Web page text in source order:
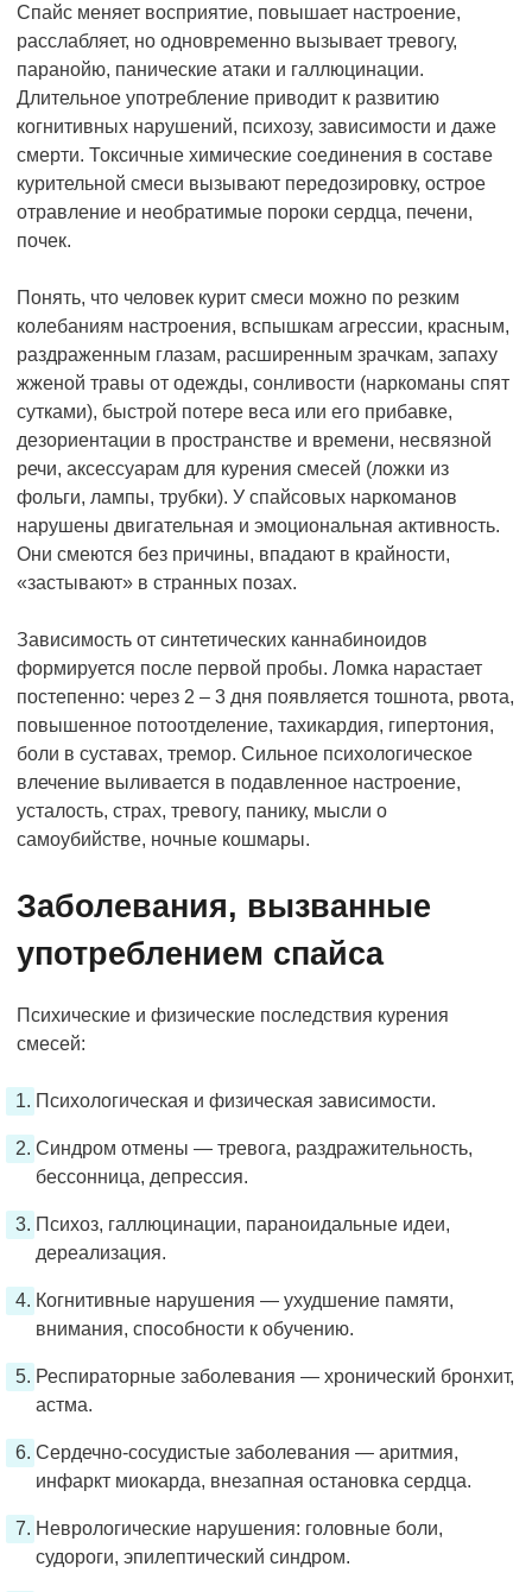
Спайс меняет восприятие, повышает настроение,
расслабляет, но одновременно вызывает тревогу,
паранойю, панические атаки и галлюцинации.
Длительное употребление приводит к развитию
когнитивных нарушений, психозу, зависимости и даже
смерти. Токсичные химические соединения в составе
курительной смеси вызывают передозировку, острое
отравление и необратимые пороки сердца, печени,
почек.
Понять, что человек курит смеси можно по резким
колебаниям настроения, вспышкам агрессии, красным,
раздраженным глазам, расширенным зрачкам, запаху
жженой травы от одежды, сонливости (наркоманы спят
сутками), быстрой потере веса или его прибавке,
дезориентации в пространстве и времени, несвязной
речи, аксессуарам для курения смесей (ложки из
фольги, лампы, трубки). У спайсовых наркоманов
нарушены двигательная и эмоциональная активность.
Они смеются без причины, впадают в крайности,
«застывают» в странных позах.
Зависимость от синтетических каннабиноидов
формируется после первой пробы. Ломка нарастает
постепенно: через 2 – 3 дня появляется тошнота, рвота,
повышенное потоотделение, тахикардия, гипертония,
боли в суставах, тремор. Сильное психологическое
влечение выливается в подавленное настроение,
усталость, страх, тревогу, панику, мысли о
самоубийстве, ночные кошмары.
Заболевания, вызванные
употреблением спайса
Психические и физические последствия курения
смесей:
Психологическая и физическая зависимости.
Синдром отмены — тревога, раздражительность,
бессонница, депрессия.
Психоз, галлюцинации, параноидальные идеи,
дереализация.
Когнитивные нарушения — ухудшение памяти,
внимания, способности к обучению.
Респираторные заболевания — хронический бронхит,
астма.
Сердечно-сосудистые заболевания — аритмия,
инфаркт миокарда, внезапная остановка сердца.
Неврологические нарушения: головные боли,
судороги, эпилептический синдром.